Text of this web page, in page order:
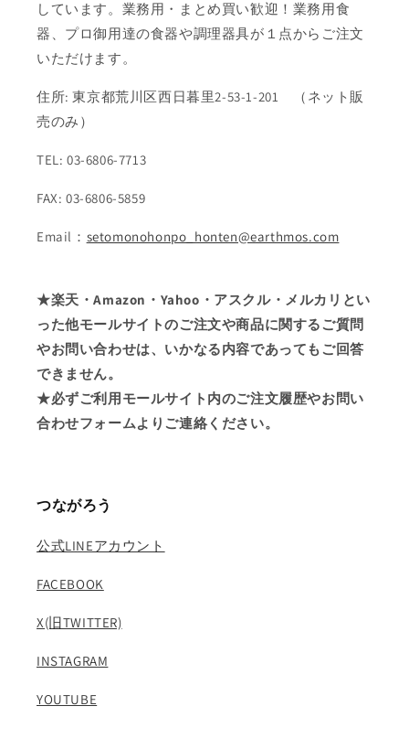
しています。業務用・まとめ買い歓迎！業務用食
器、プロ御用達の食器や調理器具が１点からご注文
いただけます。
住所: 東京都荒川区西日暮里2-53-1-201 （ネット販
売のみ）
TEL: 03-6806-7713
FAX: 03-6806-5859
Email： setomonohonpo_honten@earthmos.com
★楽天・Amazon・Yahoo・アスクル・メルカリとい
った他モールサイトのご注文や商品に関するご質問
やお問い合わせは、いかなる内容であってもご回答
できません。
★必ずご利用モールサイト内のご注文履歴やお問い
合わせフォームよりご連絡ください。
つながろう
公式LINEアカウント
FACEBOOK
X(旧TWITTER)
INSTAGRAM
YOUTUBE